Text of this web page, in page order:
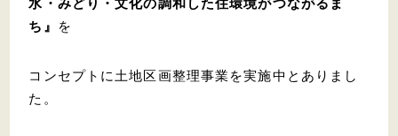
水・みどり・文化の調和した住環境がつながるま
ち』
を
コンセプトに土地区画整理事業を実施中とありまし
た。